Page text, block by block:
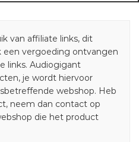
van affiliate links, dit
vergoeding ontvangen
links. Audiogigant
je wordt hiervoor
webshop. Heb
neem dan contact op
die het product